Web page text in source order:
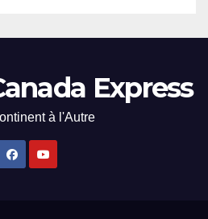
Express
à l'Autre